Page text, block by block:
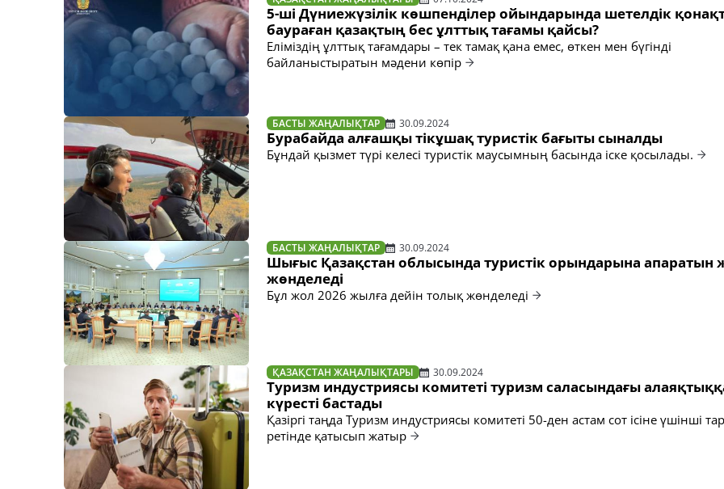
5-ші Дүниежүзілік көшпенділер ойындарында шетелдік
баураған қазақтың бес ұлттық тағамы қайсы?
Еліміздің ұлттық тағамдары – тек тамақ қана емес, өткен мен бүгінді
байланыстыратын мәдени көпір
БАСТЫ ЖАҢАЛЫҚТАР 30.09.2024
Бурабайда алғашқы тікұшақ туристік бағыты сыналды
Бұндай қызмет түрі келесі туристік маусымның басында іске қосылады.
БАСТЫ ЖАҢАЛЫҚТАР 30.09.2024
Шығыс Қазақстан облысында туристік орындарына апаратын
жөнделеді
Бұл жол 2026 жылға дейін толық жөнделеді
ҚАЗАҚСТАН ЖАҢАЛЫҚТАРЫ 30.09.2024
Туризм индустриясы комитеті туризм саласындағы
күресті бастады
Қазіргі таңда Туризм индустриясы комитеті 50-ден астам сот ісіне үшінші
ретінде қатысып жатыр